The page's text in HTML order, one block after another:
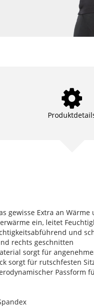
gewisse Extra an
ein, leitet
und
rechts geschnitten
sorgt für
sorgt für rutschfesten
Passform